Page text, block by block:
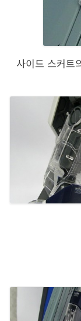
사이드 스커트